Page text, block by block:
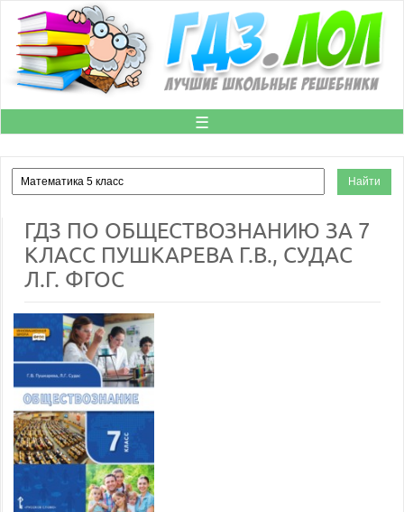
☰
ГДЗ ПО ОБЩЕСТВОЗНАНИЮ ЗА 7
КЛАСС ПУШКАРЕВА Г.В., СУДАС
Л.Г. ФГОС